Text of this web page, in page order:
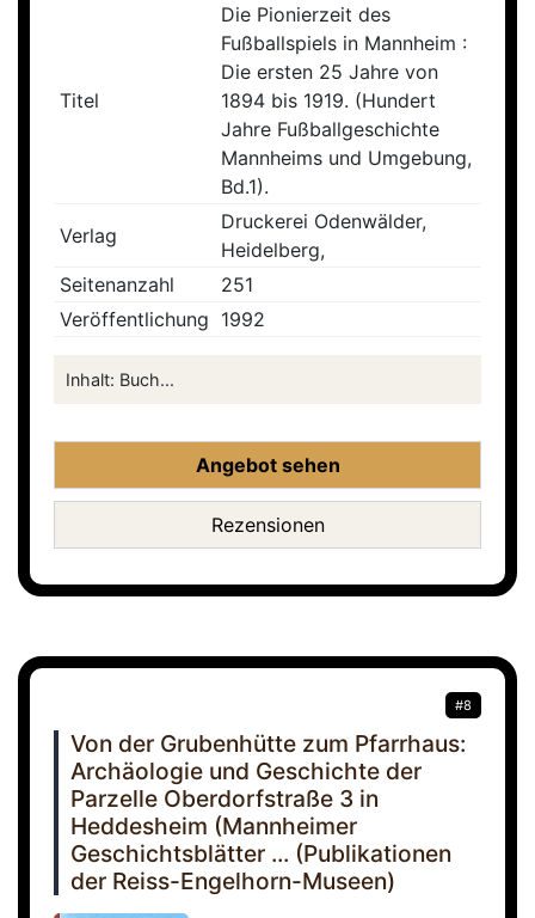
Titel
Die Pionierzeit des
Fußballspiels in Mannheim :
Die ersten 25 Jahre von
1894 bis 1919. (Hundert
Jahre Fußballgeschichte
Mannheims und Umgebung,
Bd.1).
Verlag
Druckerei Odenwälder,
Heidelberg,
Seitenanzahl
251
Veröffentlichung 1992
Inhalt: Buch...
Angebot sehen
Rezensionen
#8
Von der Grubenhütte zum Pfarrhaus:
Archäologie und Geschichte der
Parzelle Oberdorfstraße 3 in
Heddesheim (Mannheimer
Geschichtsblätter ... (Publikationen
der Reiss-Engelhorn-Museen)